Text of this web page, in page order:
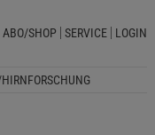
ABO/SHOP SERVICE LOGIN